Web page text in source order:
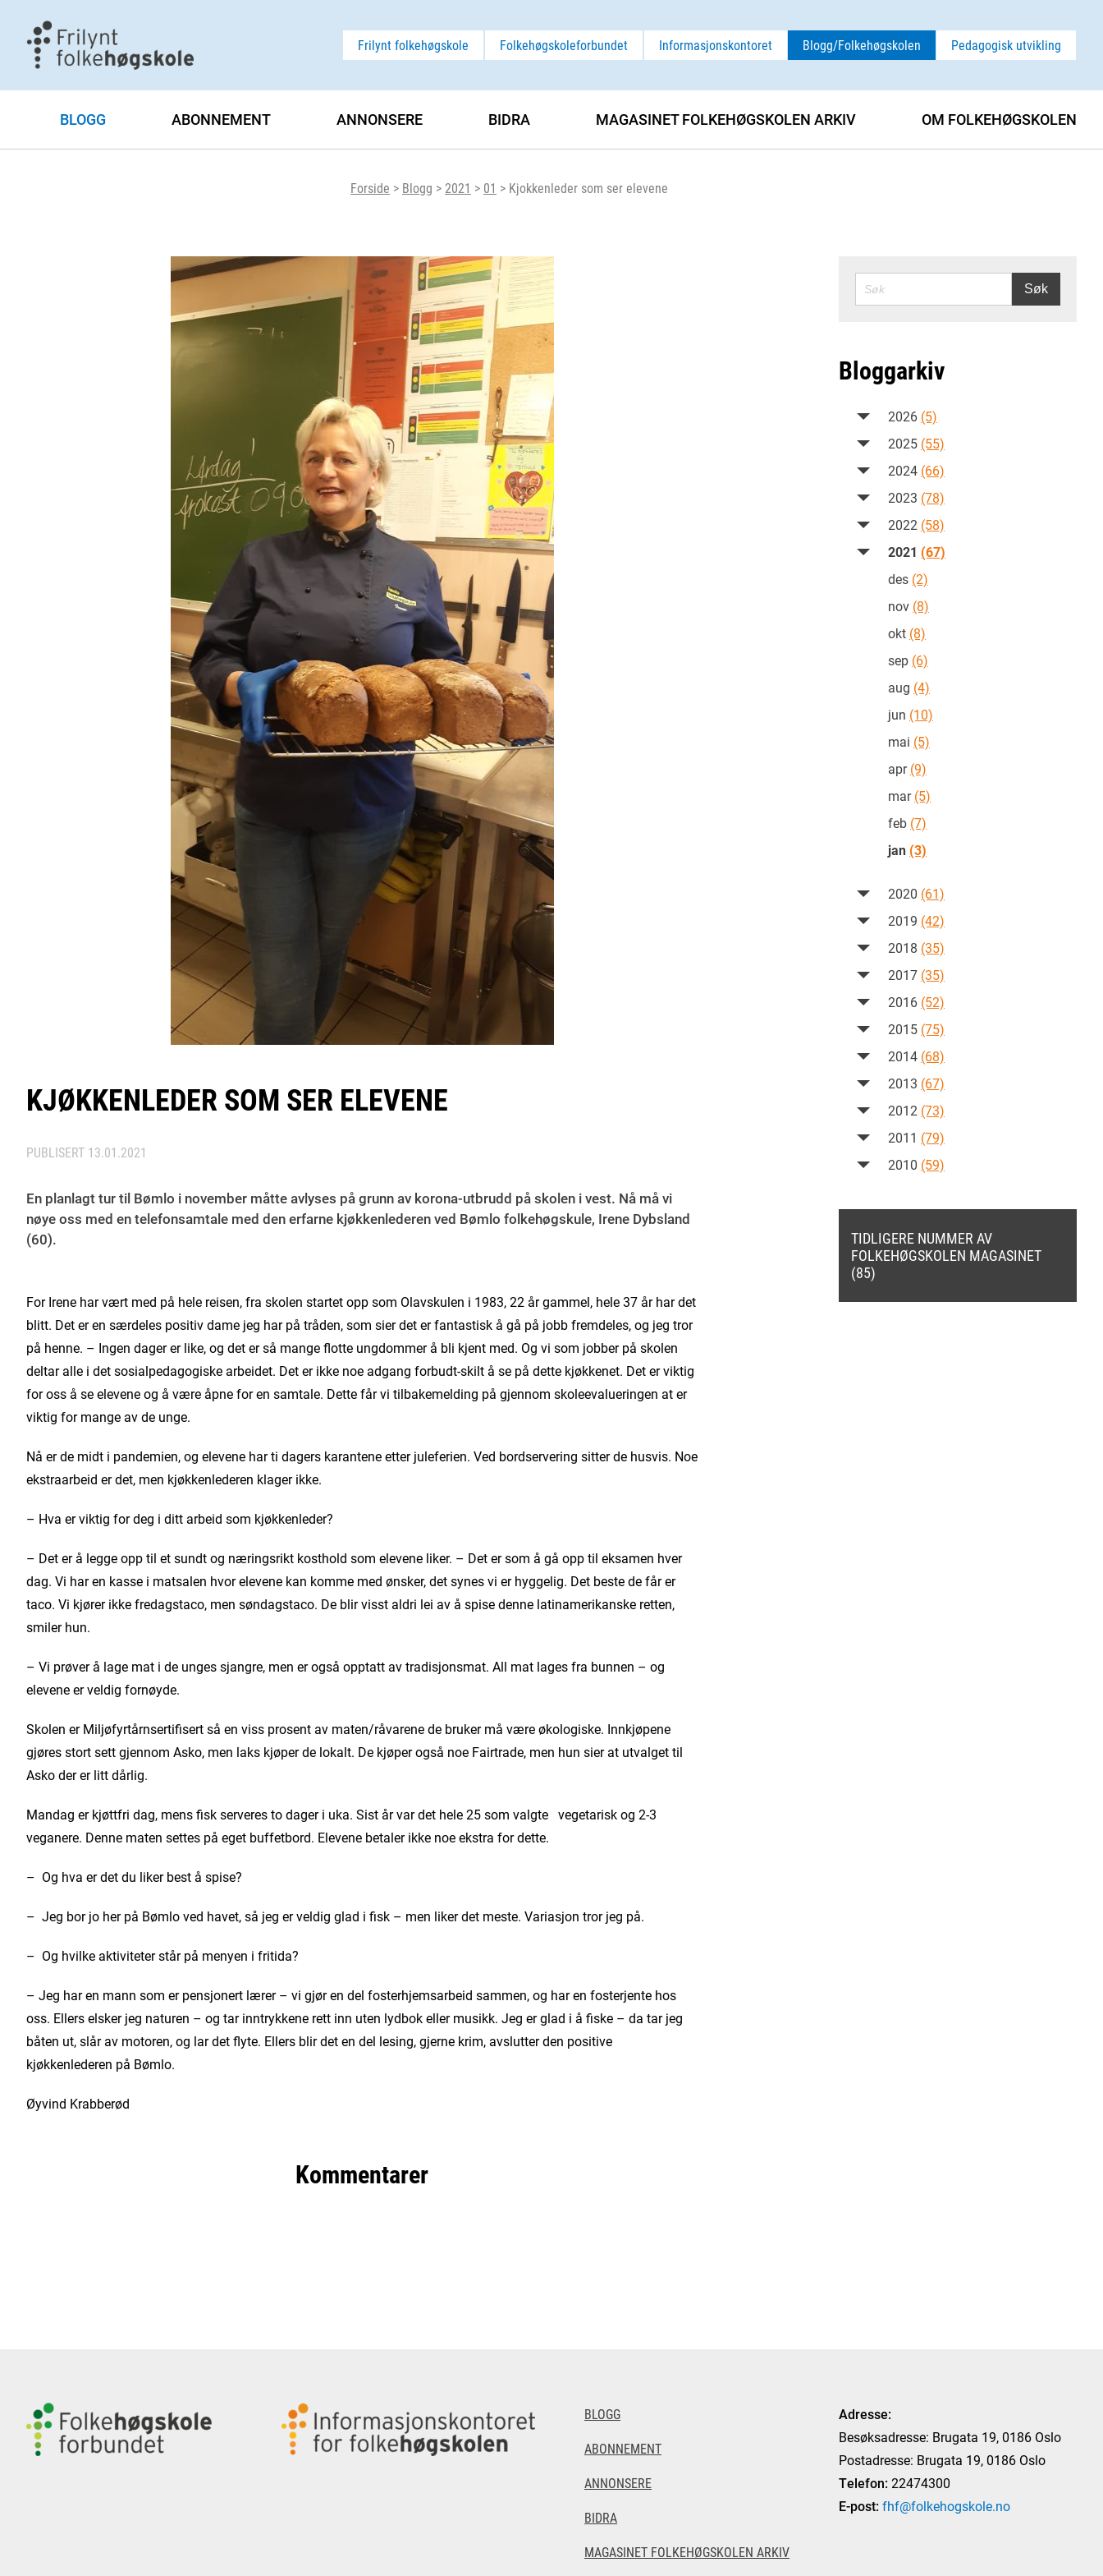
Frilynt folkehøgskole Folkehøgskoleforbundet Informasjonskontoret Blogg/Folkehøgskolen Pedagogisk utvikling
Forside > Blogg > 2021 > 01 > Kjokkenleder som ser elevene
BLOGG ABONNEMENT ANNONSERE BIDRA MAGASINET FOLKEHØGSKOLEN ARKIV OM FOLKEHØGSKOLEN
KJØKKENLEDER SOM SER ELEVENE
PUBLISERT 13.01.2021
En planlagt tur til Bømlo i november måtte avlyses på grunn av korona-utbrudd på skolen i vest. Nå må vi
nøye oss med en telefonsamtale med den erfarne kjøkkenlederen ved Bømlo folkehøgskule, Irene Dybsland
(60).
For Irene har vært med på hele reisen, fra skolen startet opp som Olavskulen i 1983, 22 år gammel, hele 37 år har det
blitt. Det er en særdeles positiv dame jeg har på tråden, som sier det er fantastisk å gå på jobb fremdeles, og jeg tror
på henne. – Ingen dager er like, og det er så mange flotte ungdommer å bli kjent med. Og vi som jobber på skolen
deltar alle i det sosialpedagogiske arbeidet. Det er ikke noe adgang forbudt-skilt å se på dette kjøkkenet. Det er viktig
for oss å se elevene og å være åpne for en samtale. Dette får vi tilbakemelding på gjennom skoleevalueringen at er
viktig for mange av de unge.
Nå er de midt i pandemien, og elevene har ti dagers karantene etter juleferien. Ved bordservering sitter de husvis. Noe
ekstraarbeid er det, men kjøkkenlederen klager ikke.
– Hva er viktig for deg i ditt arbeid som kjøkkenleder?
– Det er å legge opp til et sundt og næringsrikt kosthold som elevene liker. – Det er som å gå opp til eksamen hver
dag. Vi har en kasse i matsalen hvor elevene kan komme med ønsker, det synes vi er hyggelig. Det beste de får er
taco. Vi kjører ikke fredagstaco, men søndagstaco. De blir visst aldri lei av å spise denne latinamerikanske retten,
smiler hun.
– Vi prøver å lage mat i de unges sjangre, men er også opptatt av tradisjonsmat. All mat lages fra bunnen – og
elevene er veldig fornøyde.
Skolen er Miljøfyrtårnsertifisert så en viss prosent av maten/råvarene de bruker må være økologiske. Innkjøpene
gjøres stort sett gjennom Asko, men laks kjøper de lokalt. De kjøper også noe Fairtrade, men hun sier at utvalget til
Asko der er litt dårlig.
Mandag er kjøttfri dag, mens fisk serveres to dager i uka. Sist år var det hele 25 som valgte vegetarisk og 2-3
veganere. Denne maten settes på eget buffetbord. Elevene betaler ikke noe ekstra for dette.
– Og hva er det du liker best å spise?
– Jeg bor jo her på Bømlo ved havet, så jeg er veldig glad i fisk – men liker det meste. Variasjon tror jeg på.
– Og hvilke aktiviteter står på menyen i fritida?
– Jeg har en mann som er pensjonert lærer – vi gjør en del fosterhjemsarbeid sammen, og har en fosterjente hos
oss. Ellers elsker jeg naturen – og tar inntrykkene rett inn uten lydbok eller musikk. Jeg er glad i å fiske – da tar jeg
båten ut, slår av motoren, og lar det flyte. Ellers blir det en del lesing, gjerne krim, avslutter den positive
kjøkkenlederen på Bømlo.
Øyvind Krabberød
Kommentarer
SØK Søk
Bloggarkiv
2026 (5)
2025 (55)
2024 (66)
2023 (78)
2022 (58)
2021 (67)
des (2)
nov (8)
okt (8)
sep (6)
aug (4)
jun (10)
mai (5)
apr(9)
mar(5)
feb (7)
jan (3)
2020 (61)
2019 (42)
2018 (35)
2017 (35)
2016 (52)
2015 (75)
2014 (68)
2013 (67)
2012 (73)
2011 (79)
2010 (59)
TIDLIGERE NUMMER AV
FOLKEHØGSKOLEN MAGASINET
(85)
BLOGG
ABONNEMENT
ANNONSERE
BIDRA
MAGASINET FOLKEHØGSKOLEN ARKIV
Adresse:
Besøksadresse: Brugata 19, 0186 Oslo
Postadresse: Brugata 19, 0186 Oslo
Telefon: 22474300
E-post: fhf@folkehogskole.no